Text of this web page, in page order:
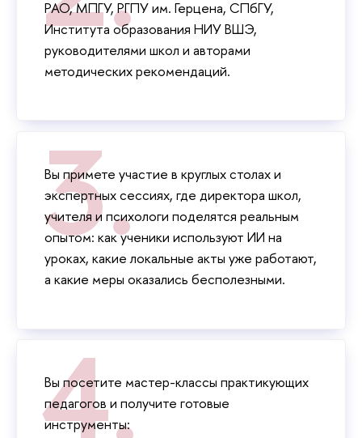
РАО, МПГУ, РГПУ им. Герцена, СПбГУ,
Института образования НИУ ВШЭ,
руководителями школ и авторами
методических рекомендаций.
ы примете участие в круглых столах и
экспертных сессиях, где директора школ,
учителя и психологи поделятся реальным
опытом: как ученики используют ИИ на
уроках, какие локальные акты уже работают,
а какие меры оказались бесполезными.
ы посетите мастер-классы практикующих
педагогов и получите готовые
инструменты: